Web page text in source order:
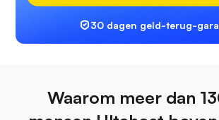
30 dagen geld-terug-
Waarom meer dan